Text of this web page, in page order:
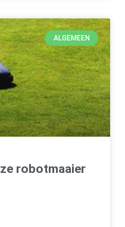
ALGEMEEN
robotmaaier